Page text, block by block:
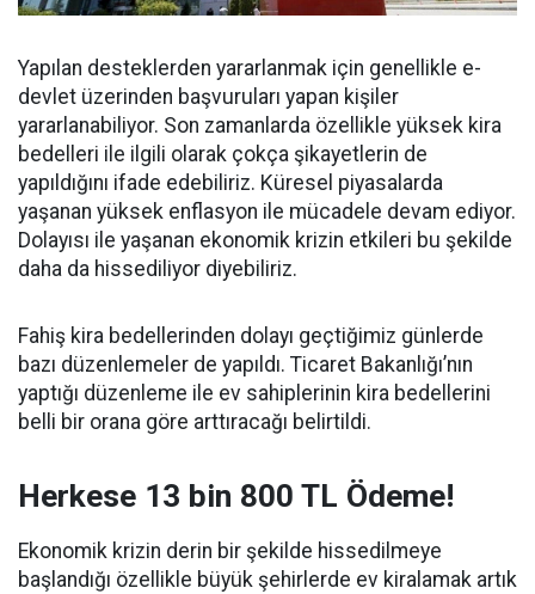
Yapılan desteklerden yararlanmak için genellikle e-
devlet üzerinden başvuruları yapan kişiler
yararlanabiliyor. Son zamanlarda özellikle yüksek kira
bedelleri ile ilgili olarak çokça şikayetlerin de
yapıldığını ifade edebiliriz. Küresel piyasalarda
yaşanan yüksek enflasyon ile mücadele devam ediyor.
Dolayısı ile yaşanan ekonomik krizin etkileri bu şekilde
daha da hissediliyor diyebiliriz.
Fahiş kira bedellerinden dolayı geçtiğimiz günlerde
bazı düzenlemeler de yapıldı. Ticaret Bakanlığı’nın
yaptığı düzenleme ile ev sahiplerinin kira bedellerini
belli bir orana göre arttıracağı belirtildi.
Herkese 13 bin 800 TL Ödeme!
Ekonomik krizin derin bir şekilde hissedilmeye
başlandığı özellikle büyük şehirlerde ev kiralamak artık